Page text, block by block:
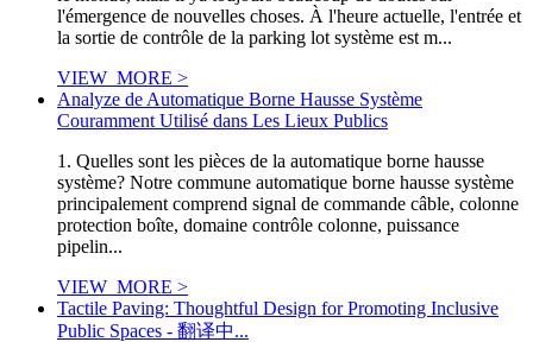
l'émergence de nouvelles choses. À l'heure actuelle, l'entrée et
la sortie de contrôle de la parking lot système est m...
VIEW_MORE >
Analyze de Automatique Borne Hausse Système
Couramment Utilisé dans Les Lieux Publics
1. Quelles sont les pièces de la automatique borne hausse
système? Notre commune automatique borne hausse système
principalement comprend signal de commande câble, colonne
protection boîte, domaine contrôle colonne, puissance
pipelin...
VIEW_MORE >
Tactile Paving: Thoughtful Design for Promoting Inclusive
Public Spaces - 翻译中...